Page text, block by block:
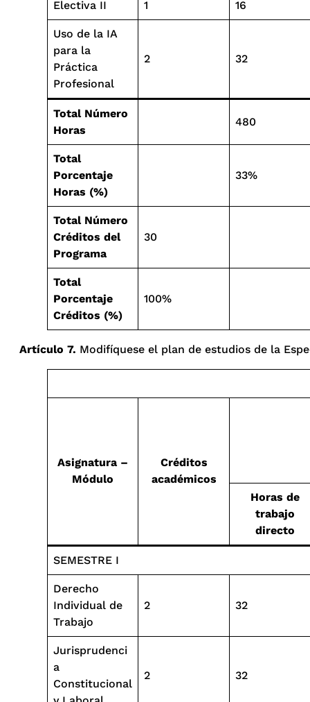
Electiva II 1 16
Uso de la IA
para la
Práctica
Profesional
2 32
Total Número
Horas
480
Total
Porcentaje
Horas (%)
33%
Total Número
Créditos del
Programa
30
Total
Porcentaje
Créditos (%)
100%
Artículo 7. Modifíquese el plan de estudios de la
Asignatura –
Módulo
Créditos
académicos
Horas de
trabajo
directo
SEMESTRE I
Derecho
Individual de
Trabajo
2 32
Jurisprudenci
a
Constitucional
2 32